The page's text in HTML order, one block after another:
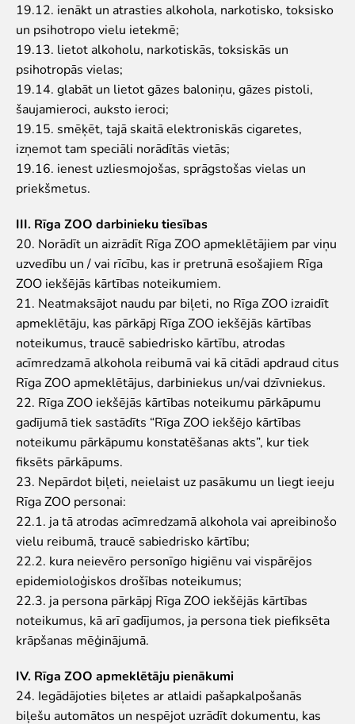
19.12. ienākt un atrasties alkohola, narkotisko, toksisko
un psihotropo vielu ietekmē;
19.13. lietot alkoholu, narkotiskās, toksiskās un
psihotropās vielas;
19.14. glabāt un lietot gāzes baloniņu, gāzes pistoli,
šaujamieroci, auksto ieroci;
19.15. smēķēt, tajā skaitā elektroniskās cigaretes,
izņemot tam speciāli norādītās vietās;
19.16. ienest uzliesmojošas, sprāgstošas vielas un
priekšmetus.
III. Rīga ZOO darbinieku tiesības
20. Norādīt un aizrādīt Rīga ZOO apmeklētājiem par viņu
uzvedību un / vai rīcību, kas ir pretrunā esošajiem Rīga
ZOO iekšējās kārtības noteikumiem.
21. Neatmaksājot naudu par biļeti, no Rīga ZOO izraidīt
apmeklētāju, kas pārkāpj Rīga ZOO iekšējās kārtības
noteikumus, traucē sabiedrisko kārtību, atrodas
acīmredzamā alkohola reibumā vai kā citādi apdraud citus
Rīga ZOO apmeklētājus, darbiniekus un/vai dzīvniekus.
22. Rīga ZOO iekšējās kārtības noteikumu pārkāpumu
gadījumā tiek sastādīts “Rīga ZOO iekšējo kārtības
noteikumu pārkāpumu konstatēšanas akts”, kur tiek
fiksēts pārkāpums.
23. Nepārdot biļeti, neielaist uz pasākumu un liegt ieeju
Rīga ZOO personai:
22.1. ja tā atrodas acīmredzamā alkohola vai apreibinošo
vielu reibumā, traucē sabiedrisko kārtību;
22.2. kura neievēro personīgo higiēnu vai vispārējos
epidemioloģiskos drošības noteikumus;
22.3. ja persona pārkāpj Rīga ZOO iekšējās kārtības
noteikumus, kā arī gadījumos, ja persona tiek piefiksēta
krāpšanas mēģinājumā.
IV. Rīga ZOO apmeklētāju pienākumi
24. Iegādājoties biļetes ar atlaidi pašapkalpošanās
biļešu automātos un nespējot uzrādīt dokumentu, kas